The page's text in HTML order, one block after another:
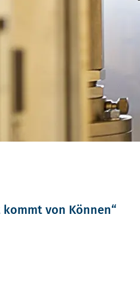
Vorheriges Element
kommt von Können“